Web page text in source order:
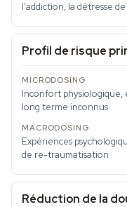
l'addiction, la détresse
Profil de risque
Inconfort physiologique,
long terme inconnus
Expériences
de re-traumatisation
Réduction de la